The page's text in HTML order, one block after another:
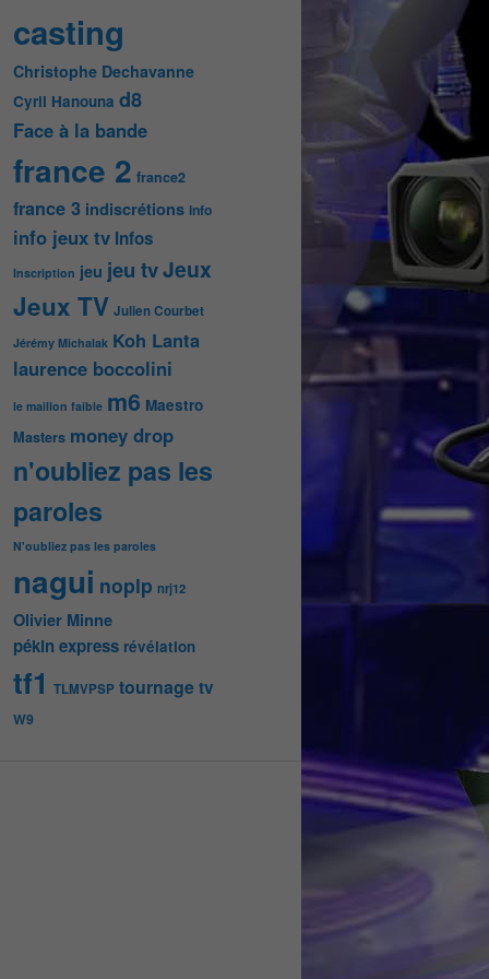
casting
Christophe Dechavanne
Cyril Hanouna d8
Face à la bande
france 2 france2
france 3 indiscrétions info
info jeux tv Infos
Inscription jeu jeu tvJeux
Jeux TV Julien Courbet
Jérémy Michalak Koh Lanta
laurence boccolini
le maillon faible m6 Maestro
Masters money drop
n'oubliez pas les
paroles
N'oubliez pas les paroles
nagui noplp nrj12
Olivier Minne
pékin express révélation
tf1 TLMVPSP tournagetv
W9